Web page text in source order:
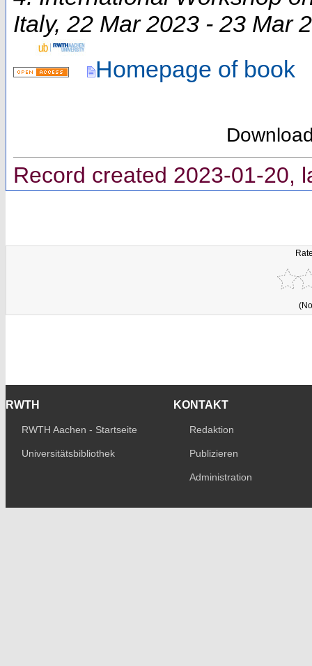
Italy, 22 Mar 2023 - 23 Mar
Homepage of book
Record created 2023-01-20,
RWTH
RWTH Aachen - Startseite
Universitätsbibliothek
KONTAKT
Redaktion
Publizieren
Administration